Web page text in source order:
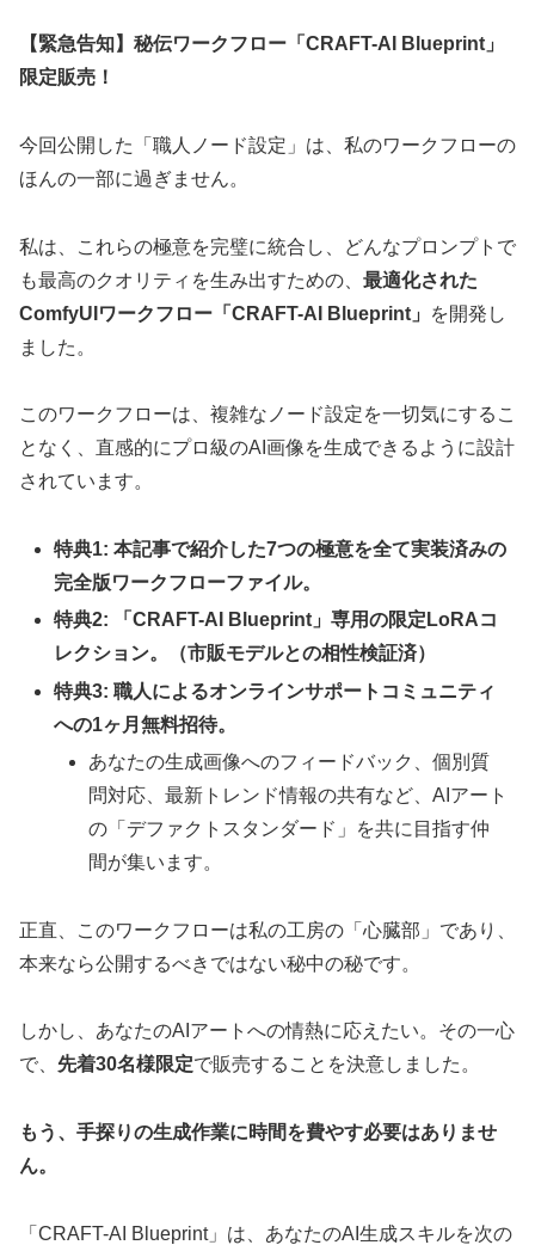
【緊急告知】秘伝ワークフロー「CRAFT-AI Blueprint」
限定販売！
今回公開した「職人ノード設定」は、私のワークフローの
ほんの一部に過ぎません。
私は、これらの極意を完璧に統合し、どんなプロンプトで
も最高のクオリティを生み出すための、 最適化された
ComfyUIワークフロー「CRAFT-AI Blueprint」
を開発し
ました。
このワークフローは、複雑なノード設定を一切気にするこ
となく、直感的にプロ級のAI画像を生成できるように設計
されています。
特典1: 本記事で紹介した7つの極意を全て実装済みの
完全版ワークフローファイル。
特典2: 「CRAFT-AI Blueprint」専用の限定LoRAコ
レクション。（市販モデルとの相性検証済）
特典3: 職人によるオンラインサポートコミュニティ
への1ヶ月無料招待。
あなたの生成画像へのフィードバック、個別質
問対応、最新トレンド情報の共有など、AIアート
の「デファクトスタンダード」を共に目指す仲
間が集います。
正直、このワークフローは私の工房の「心臓部」であり、
本来なら公開するべきではない秘中の秘です。
しかし、あなたのAIアートへの情熱に応えたい。その一心
で、 先着30名様限定で販売することを決意しました。
もう、手探りの生成作業に時間を費やす必要はありませ
ん。
「CRAFT-AI Blueprint」は、あなたのAI生成スキルを次の